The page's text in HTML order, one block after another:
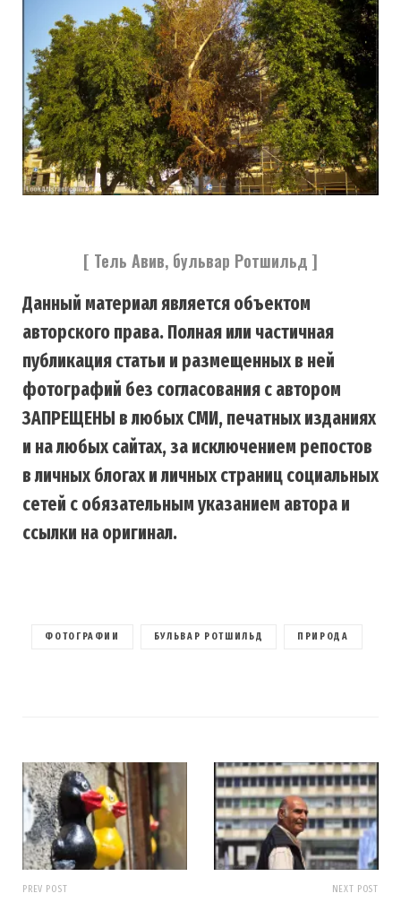
[ Тель Авив, бульвар Ротшильд ]
Данный материал является объектом
авторского права. Полная или частичная
публикация статьи и размещенных в ней
фотографий без согласования с автором
ЗАПРЕЩЕНЫ в любых СМИ, печатных изданиях
и на любых сайтах, за исключением репостов
в личных блогах и личных страниц социальных
сетей с обязательным указанием автора и
ссылки на оригинал.
ФОТОГРАФИИ БУЛЬВАР РОТШИЛЬД ПРИРОДА
PREV POST NEXT POST